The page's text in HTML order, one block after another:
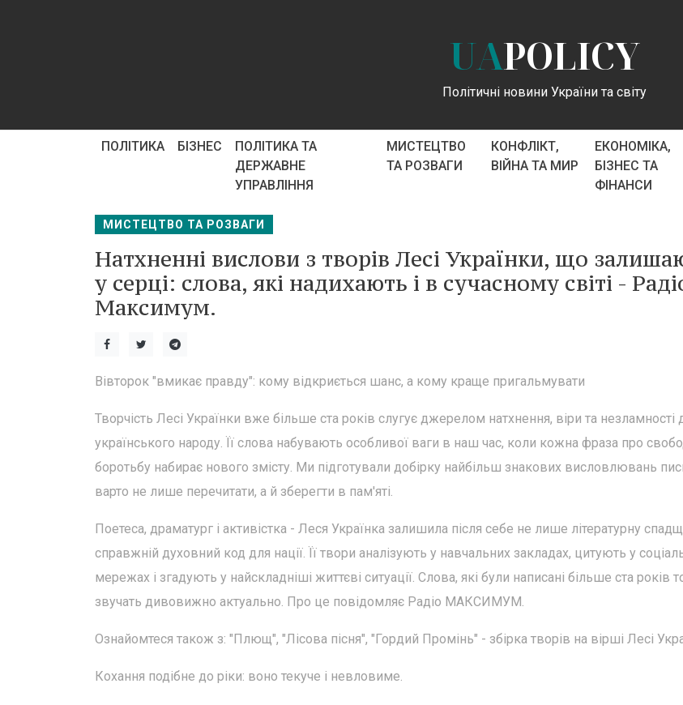
UAPOLICY
Політичні новини України та світу
ПОЛІТИКА БІЗНЕС
ПОЛІТИКА ТА
ДЕРЖАВНЕ
УПРАВЛІННЯ
МИСТЕЦТВО
ТА РОЗВАГИ
КОНФЛІКТ,
ВІЙНА ТА МИР
ЕКОНОМІКА,
БІЗНЕС ТА
ФІНАНСИ
МИСТЕЦТВО ТА РОЗВАГИ
Натхненні вислови з творів Лесі Українки, що
у серці: слова, які надихають і в сучасному світі -
Максимум.
Вівторок "вмикає правду": кому відкриється шанс, а кому краще пригальмувати
Творчість Лесі Українки вже більше ста років слугує джерелом натхнення, віри та незламності
українського народу. Її слова набувають особливої ваги в наш час, коли кожна фраза про
боротьбу набирає нового змісту. Ми підготували добірку найбільш знакових висловлювань
варто не лише перечитати, а й зберегти в пам'яті.
Поетеса, драматург і активістка - Леся Українка залишила після себе не лише літературну
справжній духовний код для нації. Її твори аналізують у навчальних закладах, цитують у
мережах і згадують у найскладніші життєві ситуації. Слова, які були написані більше ста років
звучать дивовижно актуально. Про це повідомляє Радіо МАКСИМУМ.
Ознайомтеся також з: "Плющ", "Лісова пісня", "Гордий Промінь" - збірка творів на вірші Лесі
Кохання подібне до ріки: воно текуче і невловиме.